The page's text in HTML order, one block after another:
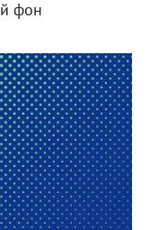
фон